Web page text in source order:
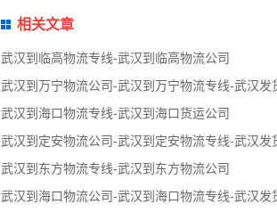
相关文章
武汉到临高物流专线-武汉到临高物流公司
武汉到万宁物流公司-武汉到万宁物流专线-武汉发
武汉到海口物流专线-武汉到海口货运公司
武汉到定安物流公司-武汉到定安物流专线-武汉发
武汉到东方物流专线-武汉到东方物流公司
武汉到海口物流公司-武汉到海口物流专线-武汉发